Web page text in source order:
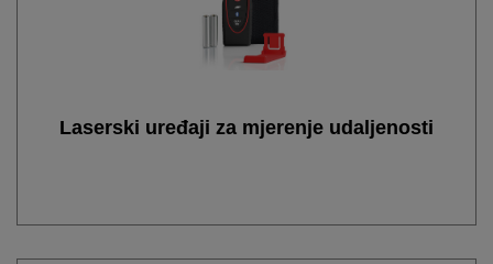
Laserski uređaji za mjerenje udaljenosti